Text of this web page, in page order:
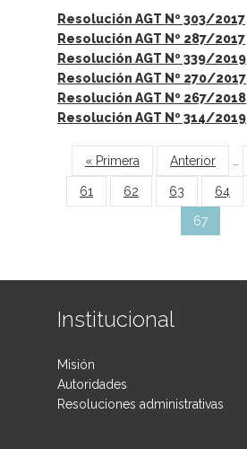
Resolución AGT Nº 303/2017
Resolución AGT Nº 287/2017
Resolución AGT Nº 339/2019
Resolución AGT Nº 270/2017
Resolución AGT Nº 267/2018
Resolución AGT Nº 314/2019
Páginas
« Primera Anterior
61 62 63 64
67
Institucional
Misión
Autoridades
Resoluciones administrativas